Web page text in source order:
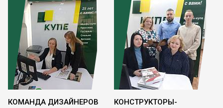
КОМАНДА ДИЗАЙНЕРОВ
КОНСТРУКТОРЫ-